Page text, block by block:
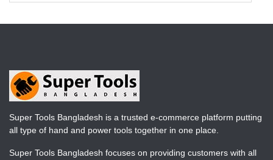
Super Tools Bangladesh is a trusted e-commerce platform putting
all type of hand and power tools together in one place.
Super Tools Bangladesh focuses on providing customers with all